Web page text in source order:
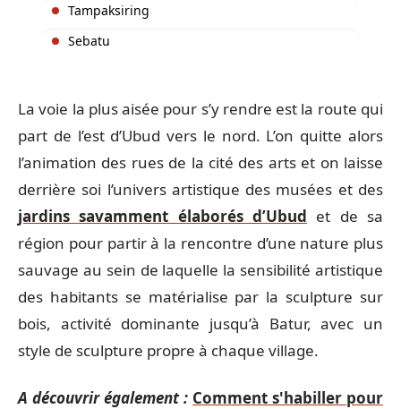
Tampaksiring
Sebatu
La voie la plus aisée pour s’y rendre est la route qui
part de l’est d’Ubud vers le nord. L’on quitte alors
l’animation des rues de la cité des arts et on laisse
derrière soi l’univers artistique des musées et des
jardins savamment élaborés d’Ubud et de sa
région pour partir à la rencontre d’une nature plus
sauvage au sein de laquelle la sensibilité artistique
des habitants se matérialise par la sculpture sur
bois, activité dominante jusqu’à Batur, avec un
style de sculpture propre à chaque village.
A découvrir également : Comment s'habiller pour